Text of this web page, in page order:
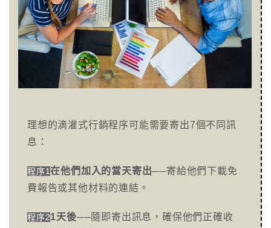
理想的滴灌式行銷程序可能需要寄出7個不同訊
息：
程序1在他們加入的當天寄出──寄給他們下載免
費報告或其他材料的連結。
程序21天後──隨即寄出訊息，確保他們正確收